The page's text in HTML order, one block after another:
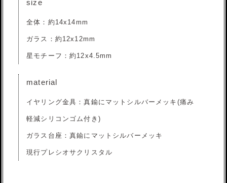
size
全体：約14x14mm
ガラス：約12x12mm
星モチーフ：約12x4.5mm
material
イヤリング金具：真鍮にマットシルバーメッキ(痛み
軽減シリコンゴム付き)
ガラス台座：真鍮にマットシルバーメッキ
現行プレシオサクリスタル